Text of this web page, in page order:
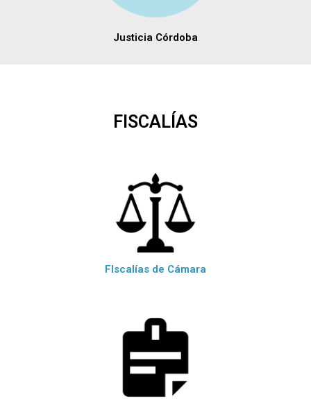
Justicia Córdoba
FISCALÍAS
FIscalías de Cámara